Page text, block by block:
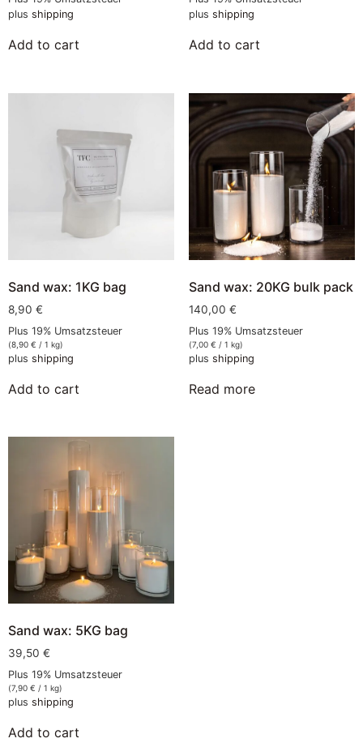
plus shipping
Add to cart
plus shipping
Add to cart
Sand wax: 1KG bag
8,90 €
Plus 19% Umsatzsteuer
(8,90 € / 1 kg)
plus shipping
Add to cart
Sand wax: 20KG bulk pack
140,00 €
Plus 19% Umsatzsteuer
(7,00 € / 1 kg)
plus shipping
Read more
Sand wax: 5KG bag
39,50 €
Plus 19% Umsatzsteuer
(7,90 € / 1 kg)
plus shipping
Add to cart